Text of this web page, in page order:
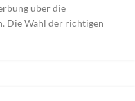
über die
Die Wahl der richtigen